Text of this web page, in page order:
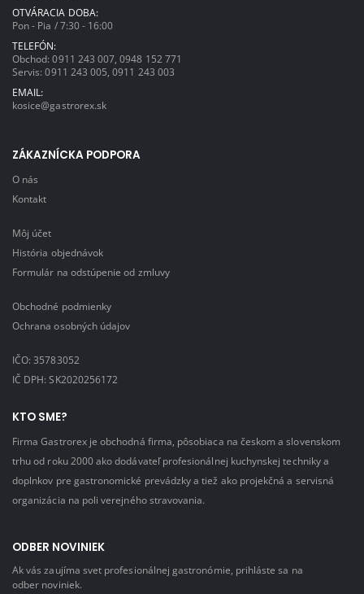
OTVÁRACIA DOBA:
Pon - Pia / 7:30 - 16:00
TELEFÓN:
Obchod:0911 243 007,0948 152 771
Servis:0911 243 005,0911 243 003
EMAIL:
kosice@gastrorex.sk
ZÁKAZNÍCKA PODPORA
O nás
Kontakt
Môj účet
História objednávok
Formulár na odstúpenie od zmluvy
Obchodné podmienky
Ochrana osobných údajov
IČO: 35783052
IČ DPH: SK2020256172
KTO SME?
Firma Gastrorex je obchodná firma, pôsobiaca na českom a slovenskom
trhu od roku 2000 ako dodávateľ profesionálnej kuchynskej techniky a
doplnkov pre gastronomické prevádzky a tiež ako projekčná a servisná
organizácia na poli verejného stravovania.
ODBER NOVINIEK
Ak vás zaujíma svet profesionálnej gastronómie, prihláste sa na
odber noviniek.